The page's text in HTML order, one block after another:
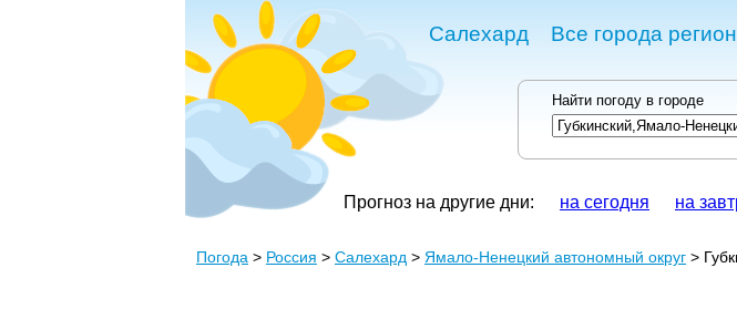
Салехард Все города
Найти погоду в городе
Прогноз на другие дни: на сегодня на
Погода > Россия > Салехард > Ямало-Ненецкий автономный округ >